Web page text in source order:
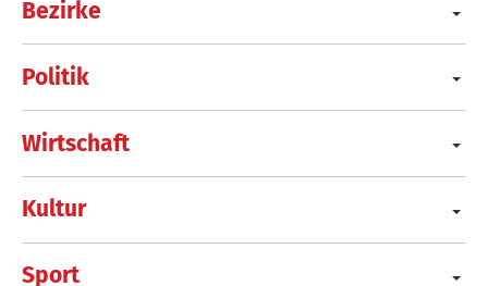
Bezirke
Politik
Wirtschaft
Kultur
Sport